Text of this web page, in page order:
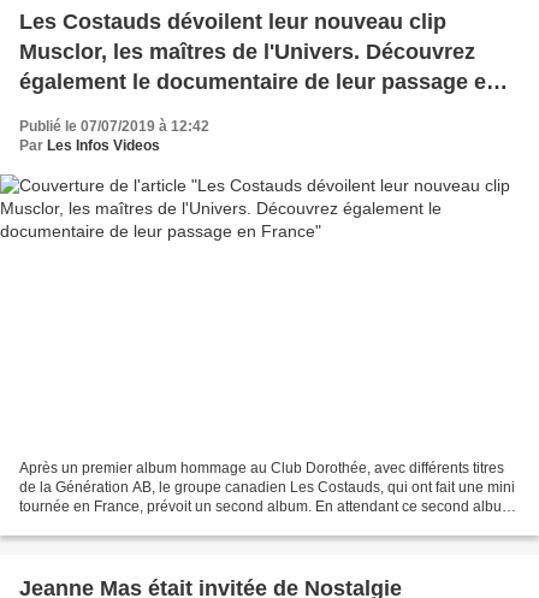
Les Costauds dévoilent leur nouveau clip
Musclor, les maîtres de l'Univers. Découvrez
également le documentaire de leur passage en
France
Publié le 07/07/2019 à 12:42
Par Les Infos Videos
Après un premier album hommage au Club Dorothée, avec différents titres
de la Génération AB, le groupe canadien Les Costauds, qui ont fait une mini
tournée en France, prévoit un second album. En attendant ce second album,
Jeanne Mas était invitée de Nostalgie